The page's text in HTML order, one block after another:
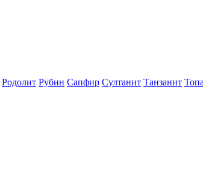
Родолит Рубин Сапфир Султанит Танзанит